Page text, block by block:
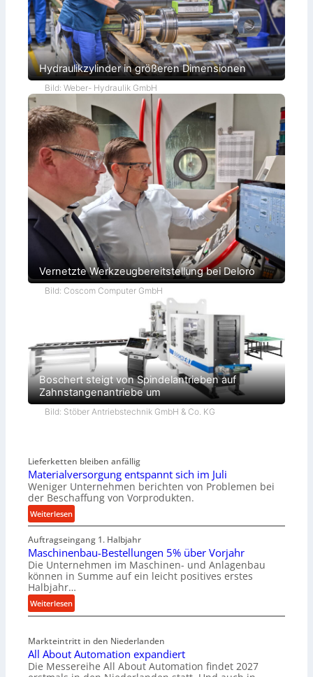
Hydraulikzylinder in größeren Dimensionen
Bild: Weber- Hydraulik GmbH
Vernetzte Werkzeugbereitstellung bei Deloro
Bild: Coscom Computer GmbH
Boschert steigt von Spindelantrieben auf
Zahnstangenantriebe um
Bild: Stöber Antriebstechnik GmbH & Co. KG
Lieferketten bleiben anfällig
Materialversorgung entspannt sich im Juli
Weniger Unternehmen berichten von Problemen bei
der Beschaffung von Vorprodukten.
Weiterlesen:
M
a
t
e
r
i
a
l
e
r
s
Auftragseingang 1. Halbjahr
Maschinenbau-Bestellungen 5% über Vorjahr
Die Unternehmen im Maschinen- und Anlagenbau
können in Summe auf ein leicht positives erstes
Halbjahr…
Weiterlesen:
M
s
c
h
Markteintritt in den Niederlanden
All About Automation expandiert
Die Messereihe All About Automation findet 2027